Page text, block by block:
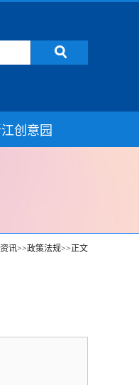
创意园
讯>>政策法规>>正文